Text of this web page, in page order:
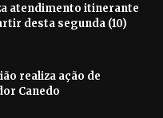
atendimento itinerante
desta segunda (10)
realiza ação de
Canedo